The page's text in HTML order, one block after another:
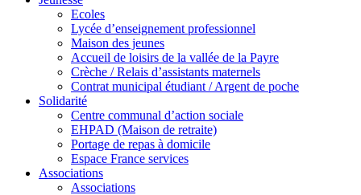
Ecoles
Lycée d’enseignement professionnel
Maison des jeunes
Accueil de loisirs de la vallée de la Payre
Crèche / Relais d’assistants maternels
Contrat municipal étudiant / Argent de poche
Solidarité
Centre communal d’action sociale
EHPAD (Maison de retraite)
Portage de repas à domicile
Espace France services
Associations
Associations